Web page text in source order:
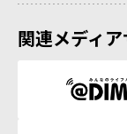
関連メディア